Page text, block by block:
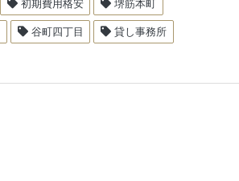
初期費用格安 堺筋本町
谷町四丁目 貸し事務所